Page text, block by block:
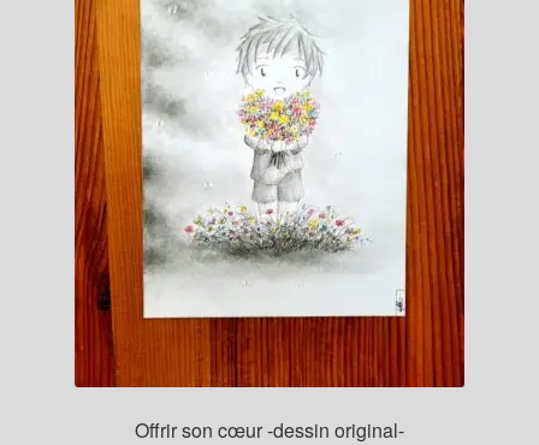
Offrir son cœur -dessin original-